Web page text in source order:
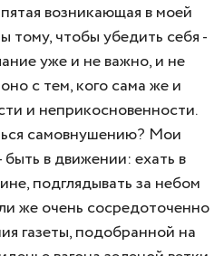
возникающая в моей
тому, чтобы убедить себя -
уже и не важно, и не
с тем, кого сама же и
и неприкосновенности.
самовнушению? Мои
в движении: ехать в
подглядывать за небом
же очень сосредоточенно
газеты, подобранной на